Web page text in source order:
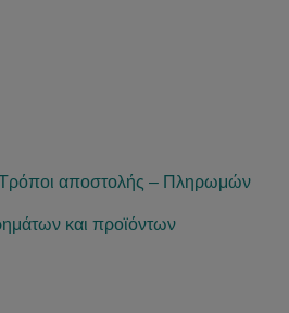
αποστολής – Πληρωμών
και προϊόντων